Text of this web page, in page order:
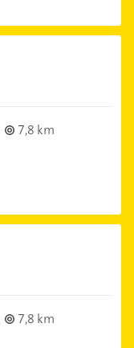
7,8 km
7,8 km